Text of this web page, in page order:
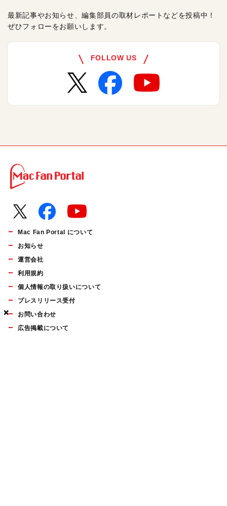
×
×
×
最新記事やお知らせ、編集部員の取材レポートなどを投稿中！
ぜひフォローをお願いします。
FOLLOW US
Mac Fan Portal について
お知らせ
運営会社
利用規約
個人情報の取り扱いについて
プレスリリース受付
お問い合わせ
広告掲載について